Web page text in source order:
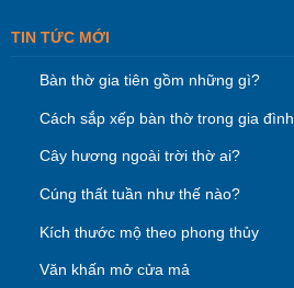
TIN TỨC MỚI
Bàn thờ gia tiên gồm những gì?
Cách sắp xếp bàn thờ trong gia đình
Cây hương ngoài trời thờ ai?
Cúng thất tuần như thế nào?
Kích thước mộ theo phong thủy
Văn khấn mở cửa mả